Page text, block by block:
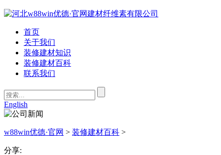
首页
关于我们
装修建材知识
装修建材百科
联系我们
English
w88win优德·官网 > 装修建材百科 >
分享: